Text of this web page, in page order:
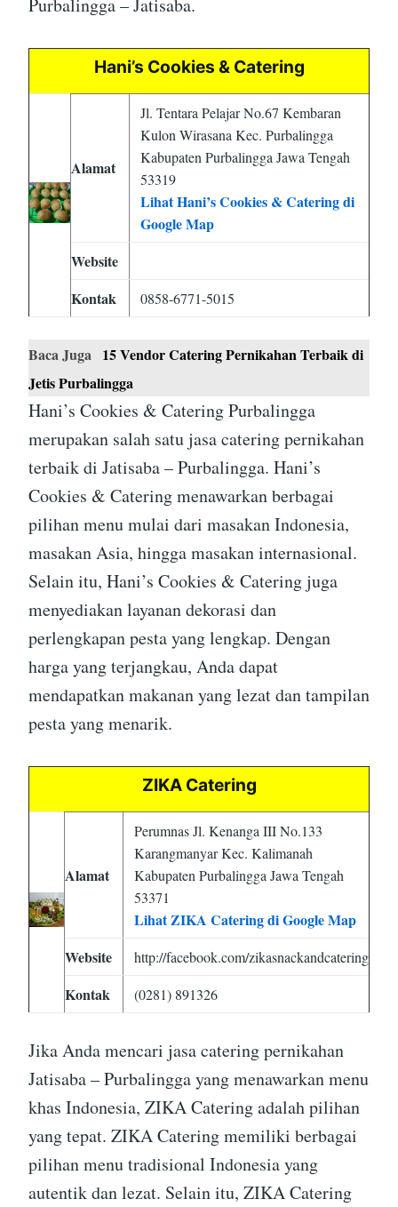
Hani’s Cookies & Catering
Alamat
Jl. Tentara Pelajar No.67 Kembaran
Kulon Wirasana Kec. Purbalingga
Kabupaten Purbalingga Jawa Tengah
53319
Lihat Hani’s Cookies & Catering di
Google Map
Website
Kontak
0858-6771-5015
Baca Juga 15 Vendor Catering Pernikahan Terbaik di
Jetis Purbalingga
Hani’s Cookies & Catering Purbalingga
merupakan salah satu jasa catering pernikahan
terbaik di Jatisaba – Purbalingga. Hani’s
Cookies & Catering menawarkan berbagai
pilihan menu mulai dari masakan Indonesia,
masakan Asia, hingga masakan internasional.
Selain itu, Hani’s Cookies & Catering juga
menyediakan layanan dekorasi dan
perlengkapan pesta yang lengkap. Dengan
harga yang terjangkau, Anda dapat
mendapatkan makanan yang lezat dan tampilan
pesta yang menarik.
ZIKA Catering
Alamat
Perumnas Jl. Kenanga III No.133
Karangmanyar Kec. Kalimanah
Kabupaten Purbalingga Jawa Tengah
53371
Lihat ZIKA Catering di Google Map
Website
http://facebook.com/zikasnackandcatering
Kontak (0281) 891326
Jika Anda mencari jasa catering pernikahan
Jatisaba – Purbalingga yang menawarkan menu
khas Indonesia, ZIKA Catering adalah pilihan
yang tepat. ZIKA Catering memiliki berbagai
pilihan menu tradisional Indonesia yang
autentik dan lezat. Selain itu, ZIKA Catering